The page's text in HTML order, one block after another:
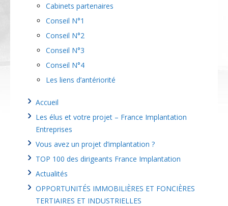
Cabinets partenaires
Conseil N°1
Conseil N°2
Conseil N°3
Conseil N°4
Les liens d’antériorité
Accueil
Les élus et votre projet – France Implantation
Entreprises
Vous avez un projet d’implantation ?
TOP 100 des dirigeants France Implantation
Actualités
OPPORTUNITÉS IMMOBILIÈRES ET FONCIÈRES
TERTIAIRES ET INDUSTRIELLES